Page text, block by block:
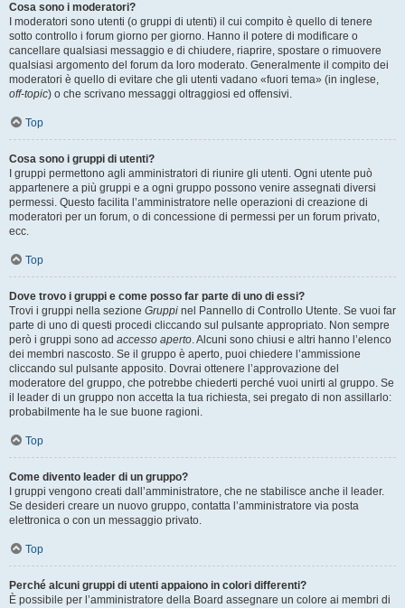
Cosa sono i moderatori?
I moderatori sono utenti (o gruppi di utenti) il cui compito è quello di tenere
sotto controllo i forum giorno per giorno. Hanno il potere di modificare o
cancellare qualsiasi messaggio e di chiudere, riaprire, spostare o rimuovere
qualsiasi argomento del forum da loro moderato. Generalmente il compito dei
moderatori è quello di evitare che gli utenti vadano «fuori tema» (in inglese,
off-topic) o che scrivano messaggi oltraggiosi ed offensivi.
Top
Cosa sono i gruppi di utenti?
I gruppi permettono agli amministratori di riunire gli utenti. Ogni utente può
appartenere a più gruppi e a ogni gruppo possono venire assegnati diversi
permessi. Questo facilita l’amministratore nelle operazioni di creazione di
moderatori per un forum, o di concessione di permessi per un forum privato,
ecc.
Top
Dove trovo i gruppi e come posso far parte di uno di essi?
Trovi i gruppi nella sezione Gruppi nel Pannello di Controllo Utente. Se vuoi far
parte di uno di questi procedi cliccando sul pulsante appropriato. Non sempre
però i gruppi sono ad accesso aperto. Alcuni sono chiusi e altri hanno l’elenco
dei membri nascosto. Se il gruppo è aperto, puoi chiedere l’ammissione
cliccando sul pulsante apposito. Dovrai ottenere l’approvazione del
moderatore del gruppo, che potrebbe chiederti perché vuoi unirti al gruppo. Se
il leader di un gruppo non accetta la tua richiesta, sei pregato di non assillarlo:
probabilmente ha le sue buone ragioni.
Top
Come divento leader di un gruppo?
I gruppi vengono creati dall’amministratore, che ne stabilisce anche il leader.
Se desideri creare un nuovo gruppo, contatta l’amministratore via posta
elettronica o con un messaggio privato.
Top
Perché alcuni gruppi di utenti appaiono in colori differenti?
È possibile per l’amministratore della Board assegnare un colore ai membri di